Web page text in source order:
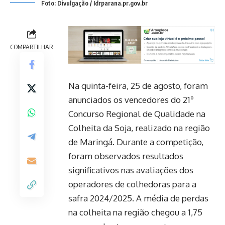
Foto: Divulgação / Idrparana.pr.gov.br
COMPARTILHAR
Na quinta-feira, 25 de agosto, foram
anunciados os vencedores do 21º
Concurso Regional de Qualidade na
Colheita da Soja, realizado na região
de Maringá. Durante a competição,
foram observados resultados
significativos nas avaliações dos
operadores de colhedoras para a
safra 2024/2025. A média de perdas
na colheita na região chegou a 1,75